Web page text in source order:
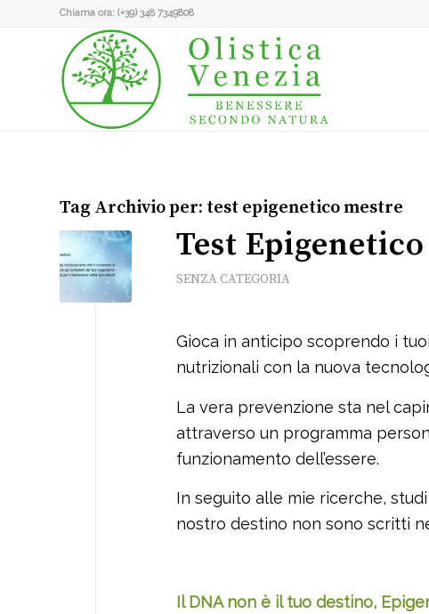
Chiama ora: (+39) 348 7349808
Tag Archivio per: test epigenetico mestre
Test Epigenetico
SENZA CATEGORIA
Gioca in anticipo scoprendo i
nutrizionali con la nuova
La vera prevenzione sta nel
attraverso un programma
funzionamento dell’essere.
In seguito alle mie ricerche,
nostro destino non sono scritti
Il DNA non è il tuo destino,